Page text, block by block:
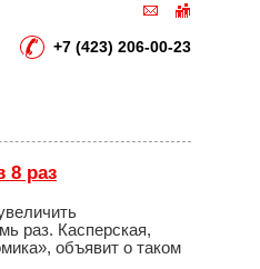
+7 (423) 206-00-23
8 раз
раз. Касперская,
объявит о таком